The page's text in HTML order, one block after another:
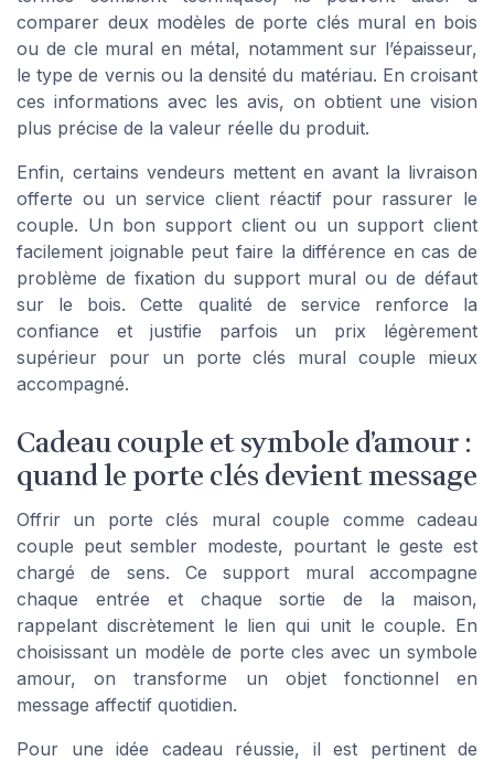
comparer deux modèles de porte clés mural en bois
ou de cle mural en métal, notamment sur l’épaisseur,
le type de vernis ou la densité du matériau. En croisant
ces informations avec les avis, on obtient une vision
plus précise de la valeur réelle du produit.
Enfin, certains vendeurs mettent en avant la livraison
offerte ou un service client réactif pour rassurer le
couple. Un bon support client ou un support client
facilement joignable peut faire la différence en cas de
problème de fixation du support mural ou de défaut
sur le bois. Cette qualité de service renforce la
confiance et justifie parfois un prix légèrement
supérieur pour un porte clés mural couple mieux
accompagné.
Cadeau couple et symbole d’amour :
quand le porte clés devient message
Offrir un porte clés mural couple comme cadeau
couple peut sembler modeste, pourtant le geste est
chargé de sens. Ce support mural accompagne
chaque entrée et chaque sortie de la maison,
rappelant discrètement le lien qui unit le couple. En
choisissant un modèle de porte cles avec un symbole
amour, on transforme un objet fonctionnel en
message affectif quotidien.
Pour une idée cadeau réussie, il est pertinent de